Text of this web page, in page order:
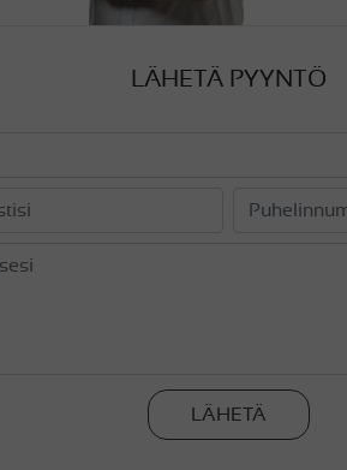
LÄHETÄ PYYNTÖ
LÄHETÄ